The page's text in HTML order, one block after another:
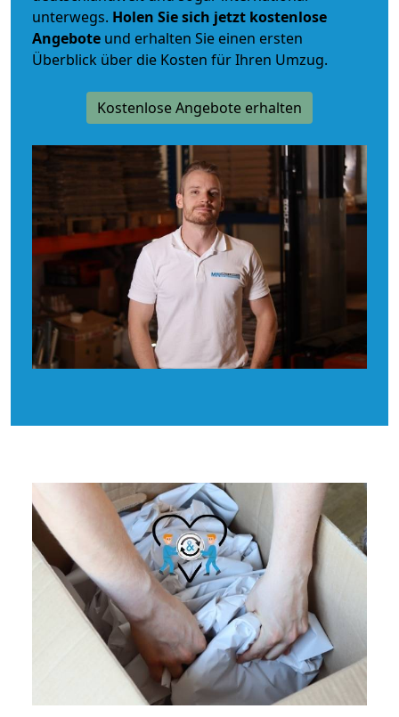
unterwegs. Holen Sie sich jetzt kostenlose
Angebote und erhalten Sie einen ersten
Überblick über die Kosten für Ihren Umzug.
Kostenlose Angebote erhalten